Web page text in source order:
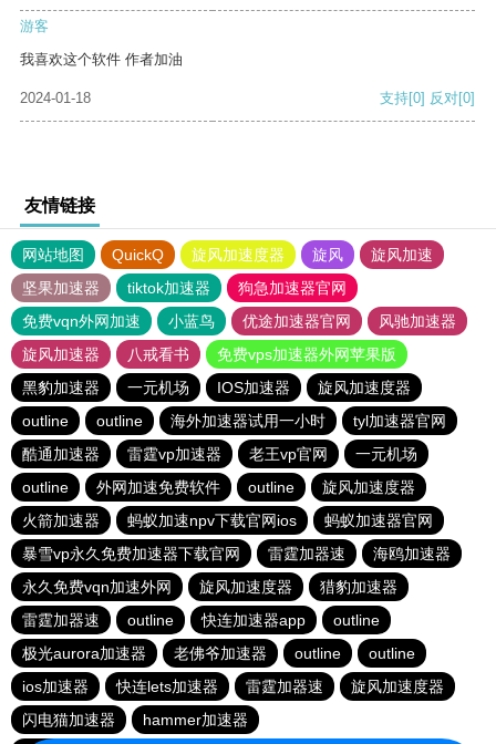
游客
我喜欢这个软件 作者加油
2024-01-18 支持[0] 反对[0]
友情链接
网站地图 QuickQ 旋风加速度器 旋风
旋风加速
坚果加速器
tiktok加速器
狗急加速器官网
免费vqn外网加速
小蓝鸟 优途加速器官网
风驰加速器
旋风加速器
八戒看书
免费vps加速器外网苹果版
黑豹加速器
一元机场 IOS加速器
旋风加速度器
outline
outline 海外加速器试用一小时
tyl加速器官网
酷通加速器
雷霆vp加速器 老王vp官网
一元机场
outline
外网加速免费软件 outline
旋风加速度器
火箭加速器
蚂蚁加速npv下载官网ios
蚂蚁加速器官网
暴雪vp永久免费加速器下载官网
雷霆加器速
海鸥加速器
永久免费vqn加速外网
旋风加速度器
猎豹加速器
雷霆加器速
outline 快连加速器app
outline
极光aurora加速器
老佛爷加速器 outline
outline
ios加速器
快连lets加速器 雷霆加器速
旋风加速度器
闪电猫加速器
hammer加速器